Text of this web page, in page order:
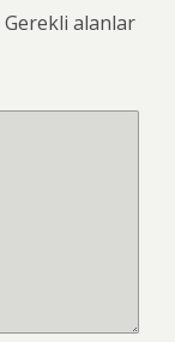
Gerekli alanlar